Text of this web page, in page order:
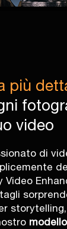
più
video
di
Video